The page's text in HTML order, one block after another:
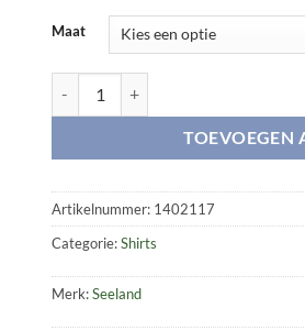
Maat
TOEVOEGEN
Artikelnummer: 1402117
Categorie:Shirts
Merk:Seeland